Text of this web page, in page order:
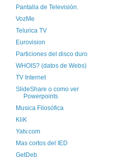
Pantalla de Televisión.
VozMe
Telurica TV
Eurovision
Particiones del disco duro
WHOIS? (datos de Webs)
TV Internet
SlideShare o como ver
Powerpoints
Musica Filosófica
KliK
Yatv.com
Mas cortos del IED
GetDeb